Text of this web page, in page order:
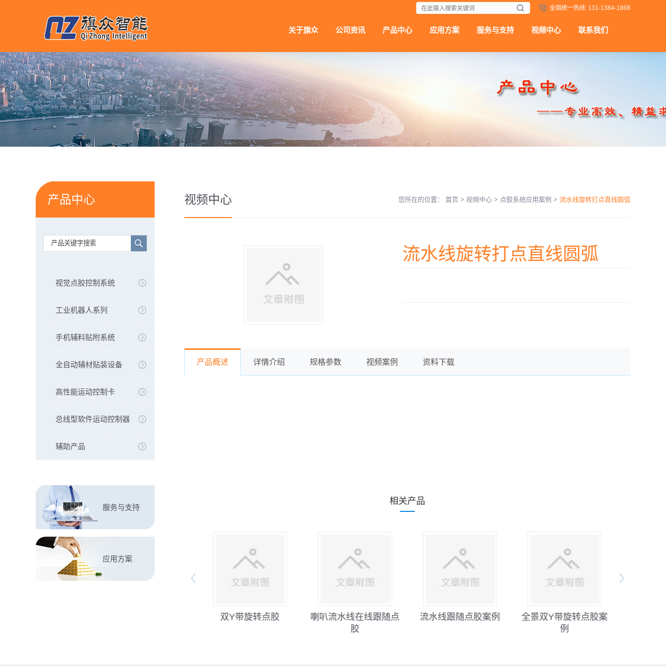
全国统一热线: 131-1384-1868
关于旗众 公司资讯 产品中心 应用方案 服务与支持 视频中心 联系我们
产品中心
视觉点胶控制系统
工业机器人系列
手机辅料贴附系统
全自动辅材贴装设备
高性能运动控制卡
总线型软件运动控制器
辅助产品
服务与支持
应用方案
视频中心 您所在的位置： 首页 > 视频中心 > 点胶系统应用案例 > 流水线旋转打点直线圆弧
流水线旋转打点直线圆弧
产品概述 详情介绍 规格参数 视频案例 资料下载
相关产品
双Y带旋转点胶
喇叭流水线在线跟随点
胶
流水线跟随点胶案例
全景双Y带旋转点胶案
例